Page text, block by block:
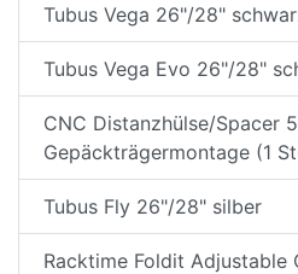
Tubus Vega 26"/28"
Tubus Vega Evo 26"/28"
CNC Distanzhülse/Spacer
Gepäckträgermontage (1
Tubus Fly 26"/28" silber
Racktime Foldit Adjustable